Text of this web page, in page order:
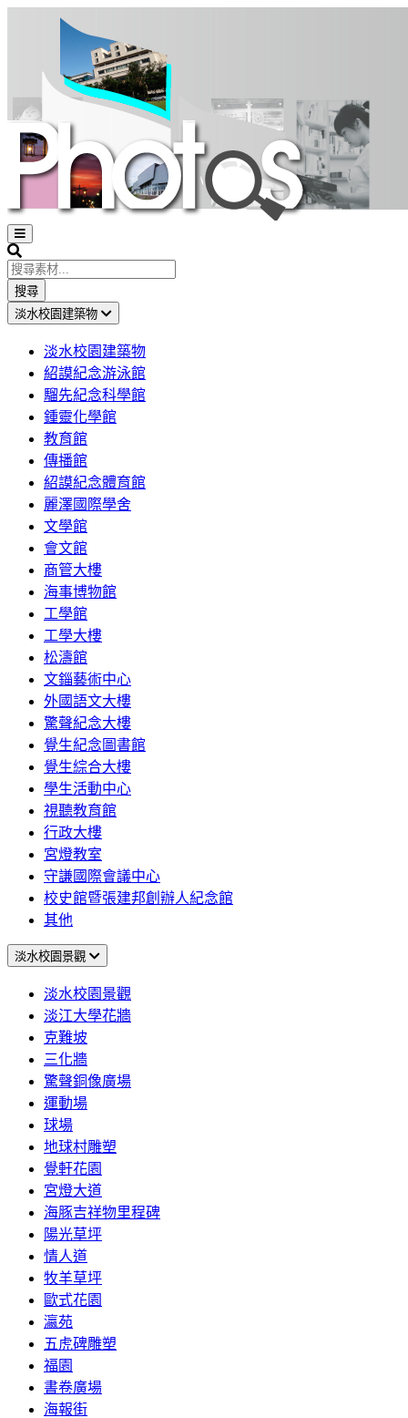
Open
sidebar
Search
搜尋
淡水校園建築物
淡水校園建築物
紹謨紀念游泳館
騮先紀念科學館
鍾靈化學館
教育館
傳播館
紹謨紀念體育館
麗澤國際學舍
文學館
會文館
商管大樓
海事博物館
工學館
工學大樓
松濤館
文錙藝術中心
外國語文大樓
驚聲紀念大樓
覺生紀念圖書館
覺生綜合大樓
學生活動中心
視聽教育館
行政大樓
宮燈教室
守謙國際會議中心
校史館暨張建邦創辦人紀念館
其他
淡水校園景觀
淡水校園景觀
淡江大學花牆
克難坡
三化牆
驚聲銅像廣場
運動場
球場
地球村雕塑
覺軒花園
宮燈大道
海豚吉祥物里程碑
陽光草坪
情人道
牧羊草坪
歐式花園
瀛苑
五虎碑雕塑
福園
書卷廣場
海報街